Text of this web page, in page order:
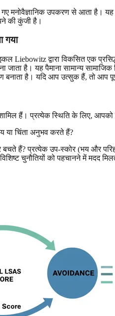
गए मनोवैज्ञानिक उपकरण से आता है।
की कुंजी है।
गया
Liebowitz द्वारा विकसित एक
है। यह पैमाना सामान्य
बनाता है। यदि आप उत्सुक हैं, तो आप
हैं। प्रत्येक स्थिति के लिए, आपको
या चिंता अनुभव करते हैं?
बचते हैं? प्रत्येक उप-स्कोर (भय और
चुनौतियों को पहचानने में मदद